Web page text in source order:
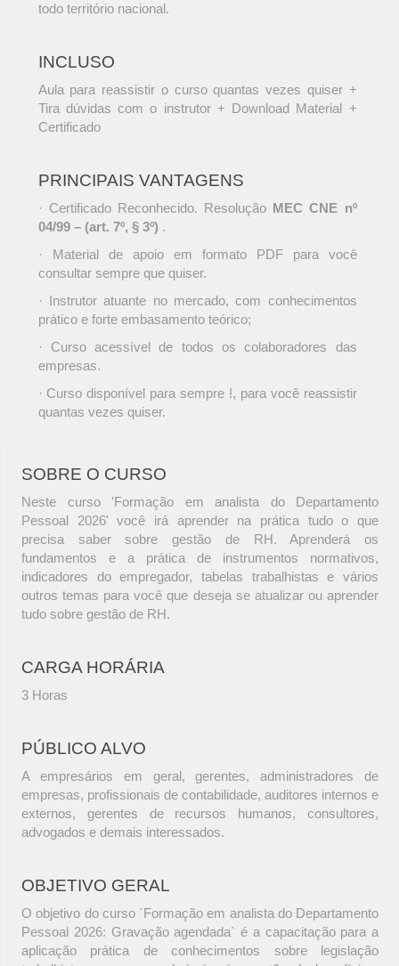
todo território nacional.
INCLUSO
Aula para reassistir o curso quantas vezes quiser +
Tira dúvidas com o instrutor + Download Material +
Certificado
PRINCIPAIS VANTAGENS
· Certificado Reconhecido. Resolução MEC CNE nº
04/99 – (art. 7º, § 3º) .
· Material de apoio em formato PDF para você
consultar sempre que quiser.
· Instrutor atuante no mercado, com conhecimentos
prático e forte embasamento teórico;
· Curso acessível de todos os colaboradores das
empresas.
· Curso disponível para sempre !, para você reassistir
quantas vezes quiser.
SOBRE O CURSO
Neste curso 'Formação em analista do Departamento
Pessoal 2026' você irá aprender na prática tudo o que
precisa saber sobre gestão de RH. Aprenderá os
fundamentos e a prática de instrumentos normativos,
indicadores do empregador, tabelas trabalhistas e vários
outros temas para você que deseja se atualizar ou aprender
tudo sobre gestão de RH.
CARGA HORÁRIA
3 Horas
PÚBLICO ALVO
A empresários em geral, gerentes, administradores de
empresas, profissionais de contabilidade, auditores internos e
externos, gerentes de recursos humanos, consultores,
advogados e demais interessados.
OBJETIVO GERAL
O objetivo do curso `Formação em analista do Departamento
Pessoal 2026: Gravação agendada` é a capacitação para a
aplicação prática de conhecimentos sobre legislação